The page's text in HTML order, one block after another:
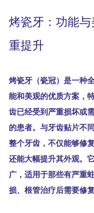
烤瓷牙：功能
重提升
烤瓷牙（瓷冠）是一种
能和美观的优质方案，
齿已经受到严重损坏或
的患者。与牙齿贴片不
整个牙齿，不仅能够修
还能大幅提升其外观。
广，适用于那些有严重
损、根管治疗后需要修复